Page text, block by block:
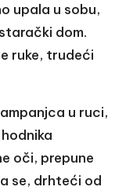
upala u sobu,
dom.
ruke, trudeći
u ruci,
oči, prepune
se, drhteći od